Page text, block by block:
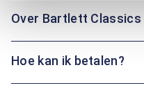
Over Bartlett Classics
Hoe kan ik betalen?